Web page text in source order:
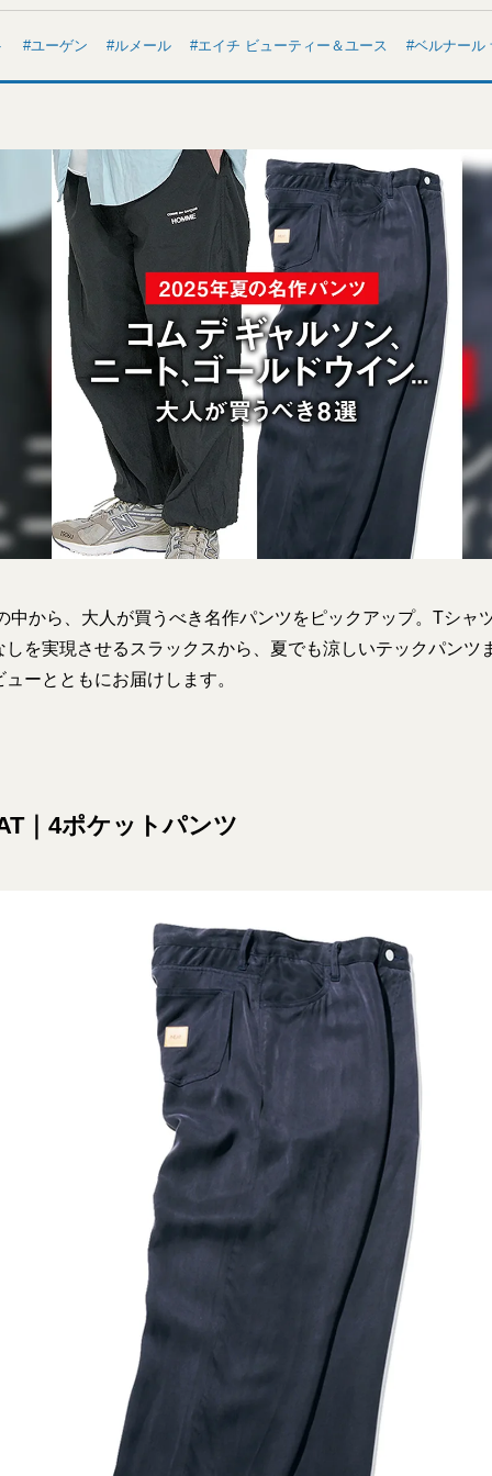
ユーゲン ルメール エイチ ビューティー＆ユース ベルナール
中から、大人が買うべき名作パンツをピックアップ。Tシャ
しを実現させるスラックスから、夏でも涼しいテックパンツ
ーとともにお届けします。
｜4ポケットパンツ